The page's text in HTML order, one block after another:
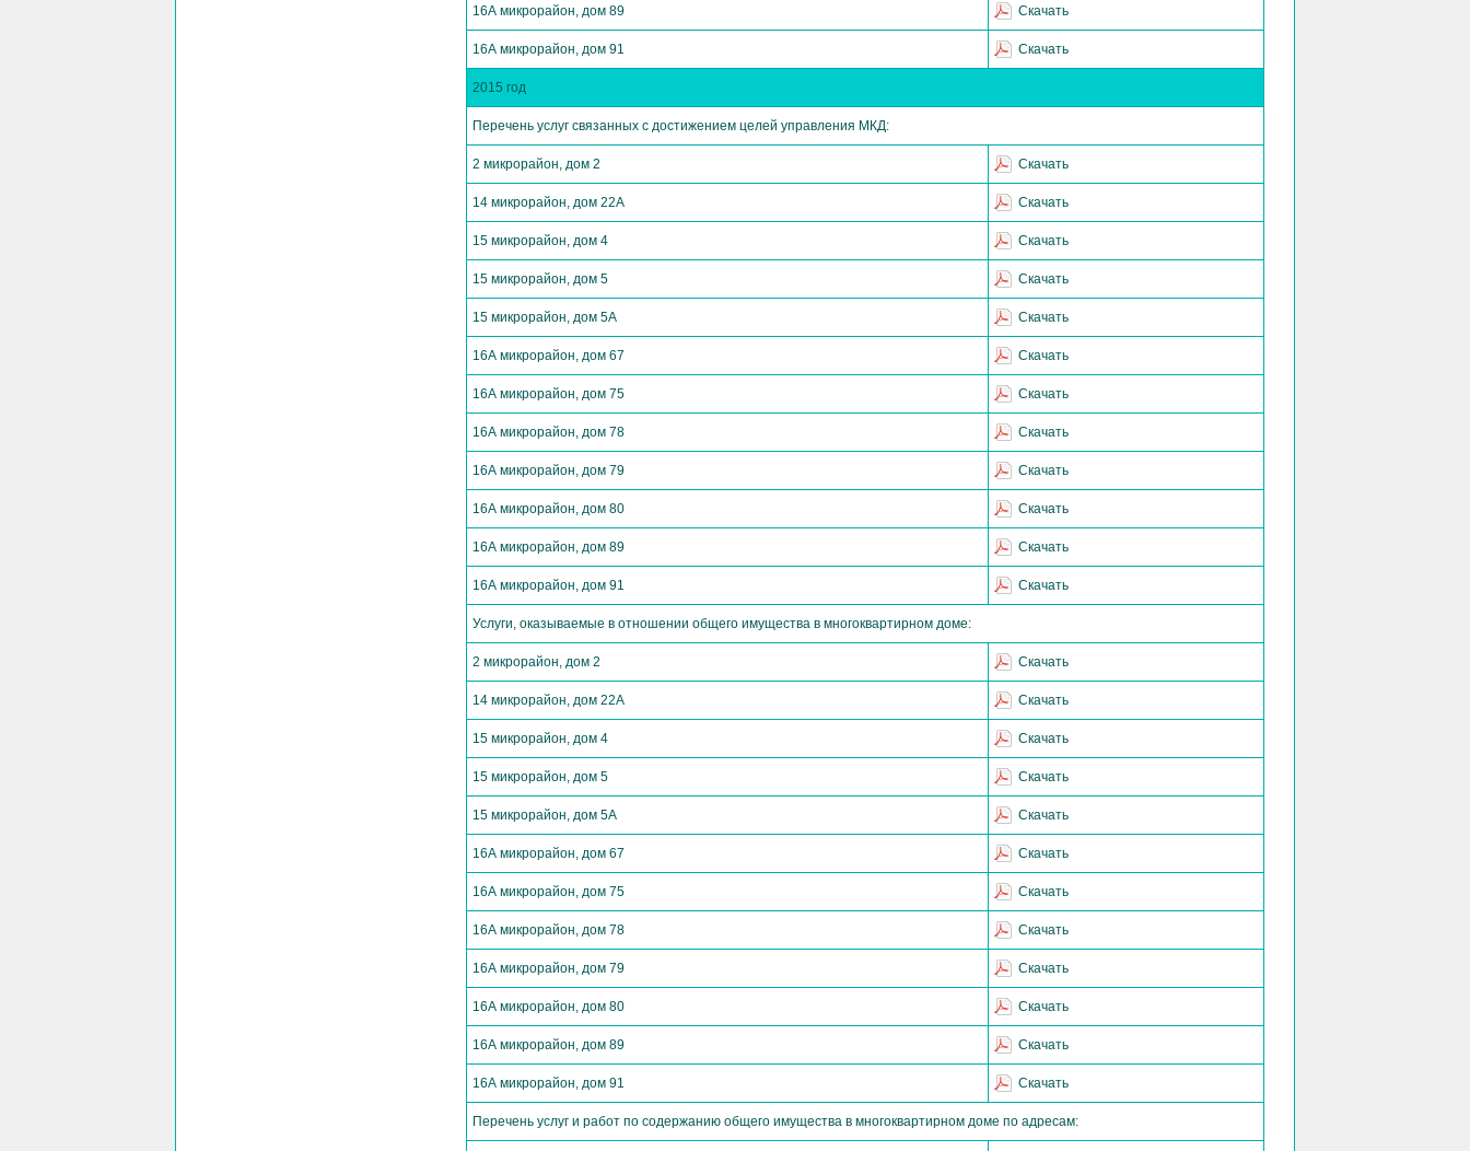
16А микрорайон, дом 89 Скачать
16А микрорайон, дом 91 Скачать
2015 год
Перечень услуг связанных с достижением целей управления МКД:
2 микрорайон, дом 2 Скачать
14 микрорайон, дом 22А Скачать
15 микрорайон, дом 4 Скачать
15 микрорайон, дом 5 Скачать
15 микрорайон, дом 5А Скачать
16А микрорайон, дом 67 Скачать
16А микрорайон, дом 75 Скачать
16А микрорайон, дом 78 Скачать
16А микрорайон, дом 79 Скачать
16А микрорайон, дом 80 Скачать
16А микрорайон, дом 89 Скачать
16А микрорайон, дом 91 Скачать
Услуги, оказываемые в отношении общего имущества в многоквартирном доме:
2 микрорайон, дом 2 Скачать
14 микрорайон, дом 22А Скачать
15 микрорайон, дом 4 Скачать
15 микрорайон, дом 5 Скачать
15 микрорайон, дом 5А Скачать
16А микрорайон, дом 67 Скачать
16А микрорайон, дом 75 Скачать
16А микрорайон, дом 78 Скачать
16А микрорайон, дом 79 Скачать
16А микрорайон, дом 80 Скачать
16А микрорайон, дом 89 Скачать
16А микрорайон, дом 91 Скачать
Перечень услуг и работ по содержанию общего имущества в многоквартирном доме по адресам: